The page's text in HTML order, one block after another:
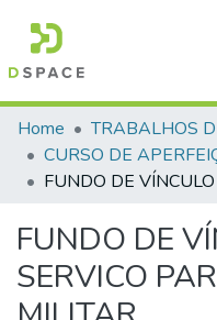
Communities &
All of DSpace
Home
FUNDO DE
SERVICO